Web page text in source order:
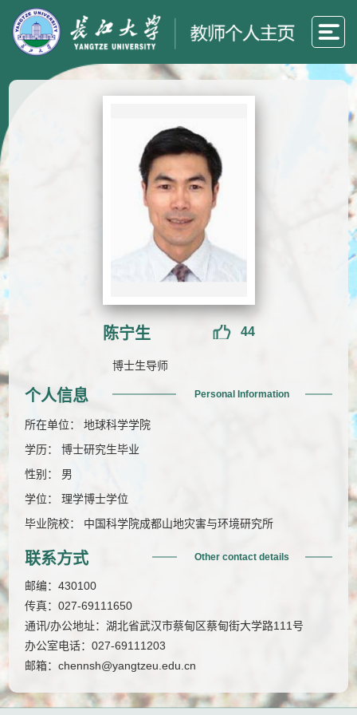
陈宁生 44
博士生导师
个人信息 Personal Information
所在单位： 地球科学学院
学历： 博士研究生毕业
性别： 男
学位： 理学博士学位
毕业院校： 中国科学院成都山地灾害与环境研究所
联系方式 Other contact details
邮编：430100
传真：027-69111650
通讯/办公地址：湖北省武汉市蔡甸区蔡甸街大学路111号
办公室电话：027-69111203
邮箱：chennsh@yangtzeu.edu.cn